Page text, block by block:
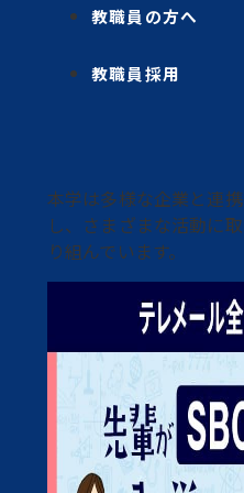
教職員の方へ
教職員採用
本学は多様な企業と連携
し、さまざまな活動に取
り組んでいます。